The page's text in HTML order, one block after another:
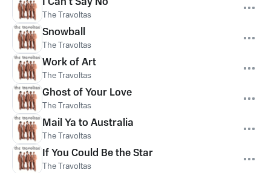
The Travoltas
Snowball
The Travoltas
Work of Art
The Travoltas
Ghost of Your Love
The Travoltas
Mail Ya to Australia
The Travoltas
If You Could Be the Star
The Travoltas